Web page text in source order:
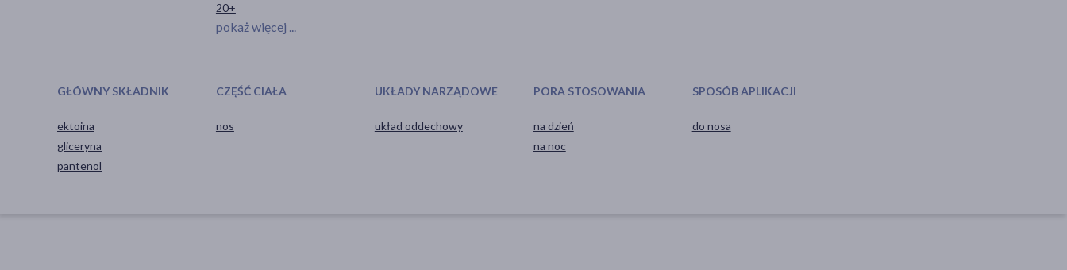
20+
pokaż więcej ...
GŁÓWNY SKŁADNIK
ektoina
gliceryna
pantenol
CZĘŚĆ CIAŁA
nos
UKŁADY NARZĄDOWE
układ oddechowy
PORA STOSOWANIA
na dzień
na noc
SPOSÓB APLIKACJI
do nosa